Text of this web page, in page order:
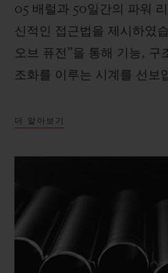
05 배럴과 50일간의 파워
신적인 접근법을 제시하였
오브 퓨전”을 통해 기능, 구
조화를 이루는 시계를 선보
더 알아보기